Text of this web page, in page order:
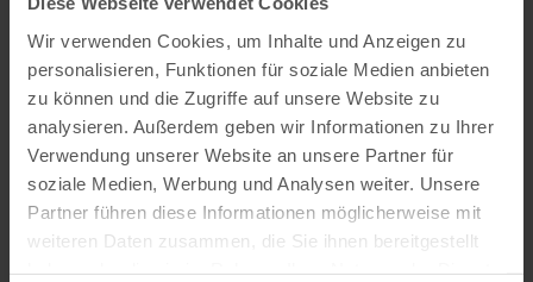
Wir verwenden Cookies, um Inhalte und Anzeigen zu
personalisieren, Funktionen für soziale Medien anbieten
zu können und die Zugriffe auf unsere Website zu
analysieren. Außerdem geben wir Informationen zu Ihrer
Verwendung unserer Website an unsere Partner für
soziale Medien, Werbung und Analysen weiter. Unsere
Partner führen diese Informationen möglicherweise mit
weiteren Daten zusammen, die Sie ihnen bereitgestellt
ROUTE PLANEN